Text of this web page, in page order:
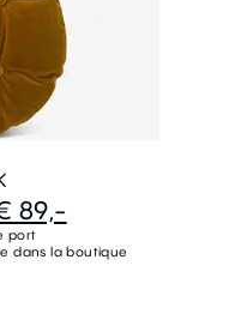
89,-
port
dans la boutique